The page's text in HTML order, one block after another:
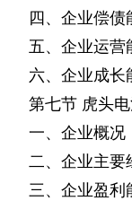
四、企业偿债
五、企业运营
六、企业成长
第七节 虎头
一、企业概况
二、企业主要
三、企业盈利